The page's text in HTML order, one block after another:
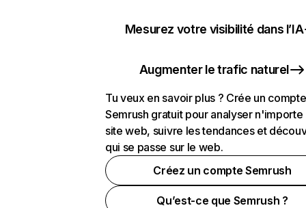
Mesurez votre visibilité dans l’IA
Augmenter le trafic naturel
Tu veux en savoir plus ? Crée un compte
Semrush gratuit pour analyser n'importe
site web, suivre les tendances et
qui se passe sur le web.
Créez un compte Semrush
Qu’est-ce que Semrush ?